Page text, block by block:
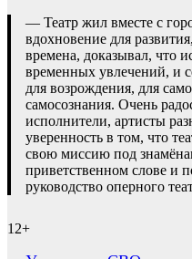
— Театр жил вместе с
вдохновение для
времена, доказывал, что
временных увлечений, и
для возрождения, для
самосознания. Очень
исполнители, артисты
уверенность в том, что
свою миссию под
приветственном слове и
руководство оперного
12+